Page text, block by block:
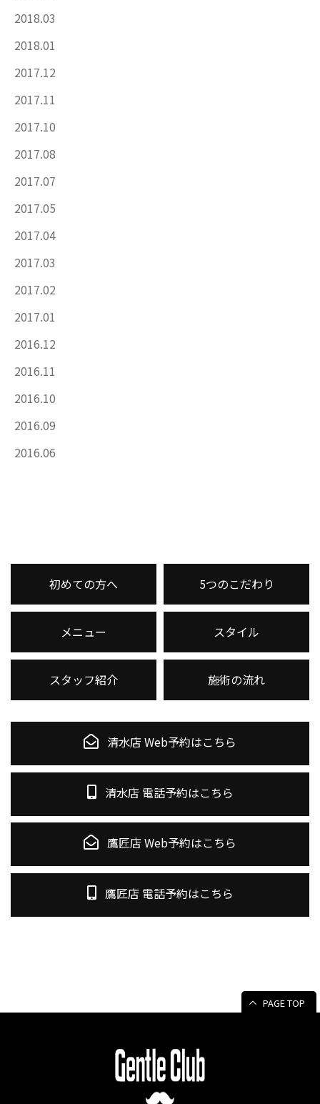
2018.03
2018.01
2017.12
2017.11
2017.10
2017.08
2017.07
2017.05
2017.04
2017.03
2017.02
2017.01
2016.12
2016.11
2016.10
2016.09
2016.06
初めての方へ 5つのこだわり
メニュー スタイル
スタッフ紹介 施術の流れ
清水店 Web予約はこちら
清水店 電話予約はこちら
鷹匠店 Web予約はこちら
鷹匠店 電話予約はこちら
PAGE TOP